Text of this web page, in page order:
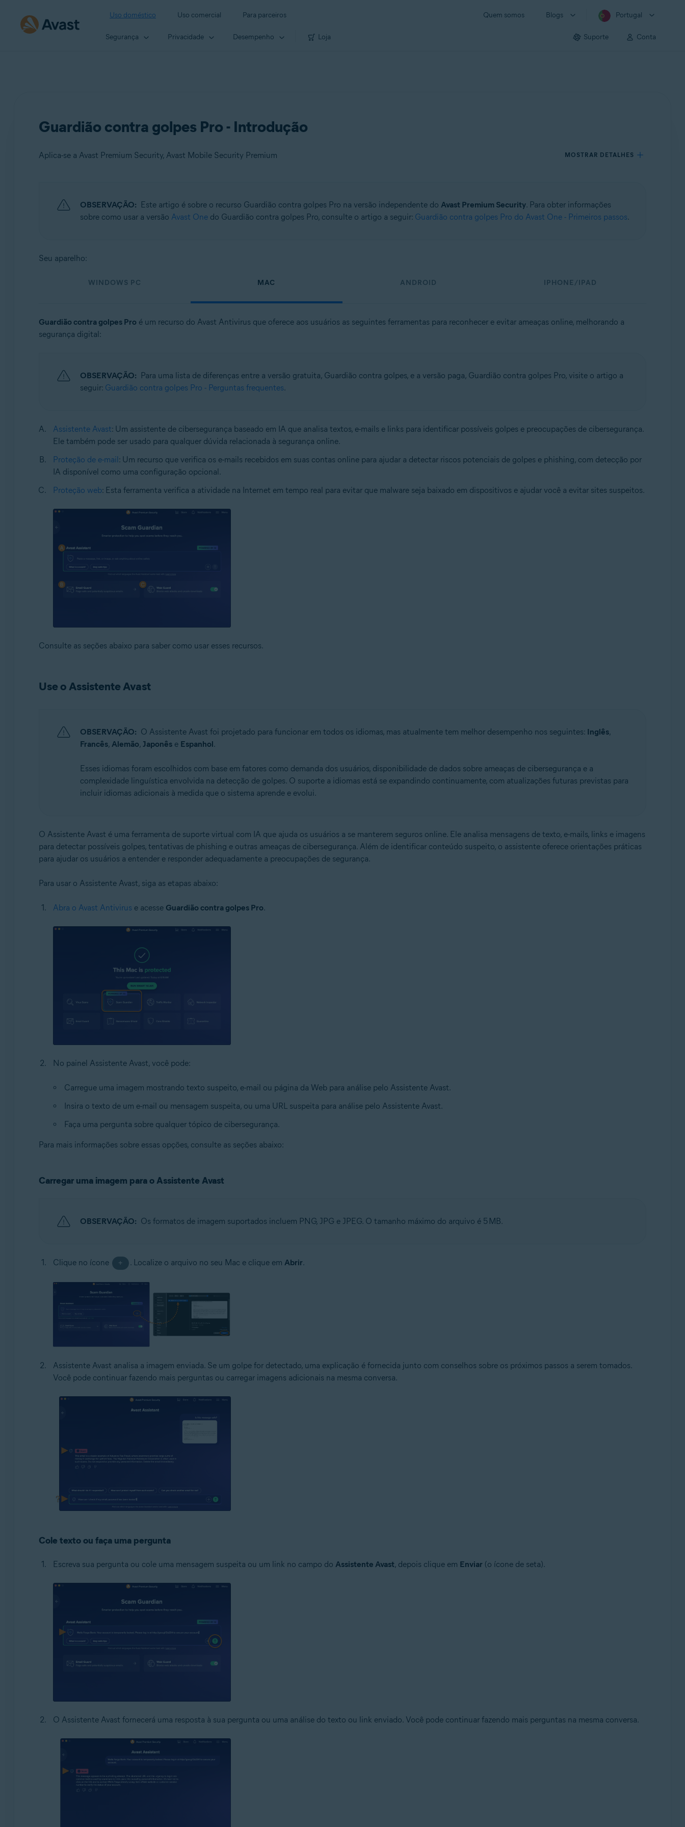
Uso doméstico Uso comercial Para parceiros Quem somos Blogs Portugal
Segurança Privacidade Desempenho Loja Suporte Conta
Guardião contra golpes Pro - Introdução
Aplica-se a Avast Premium Security, Avast Mobile Security Premium MOSTRAR DETALHES
Avast Premium Security
Windows, macOS, Android e iOS
OBSERVAÇÃO: Este artigo é sobre o recurso Guardião contra golpes Pro na versão independente do Avast Premium Security. Para obter informações
sobre como usar a versão Avast Onedo Guardião contra golpes Pro, consulte o artigo a seguir: Guardião contra golpes Pro do Avast One - Primeiros passos.
Seu aparelho:
WINDOWS PC MAC ANDROID IPHONE/IPAD
Guardião contra golpes Pro é um recurso do Avast Antivirus que oferece aos usuários as seguintes ferramentas para reconhecer e evitar ameaças online, melhorando a
segurança digital:
OBSERVAÇÃO: Para uma lista de diferenças entre a versão gratuita, Guardião contra golpes, e a versão paga, Guardião contra golpes Pro, visite o artigo a
seguir: Guardião contra golpes Pro - Perguntas frequentes.
Assistente Avast: Um assistente de cibersegurança baseado em IA que analisa textos, e-mails e links para identificar possíveis golpes e preocupações de cibersegurança.
Ele também pode ser usado para qualquer dúvida relacionada à segurança online.
Proteção de e-mail: Um recurso que verifica os e-mails recebidos em suas contas online para ajudar a detectar riscos potenciais de golpes e phishing, com detecção por
IA disponível como uma configuração opcional.
Proteção web: Esta ferramenta verifica a atividade na Internet em tempo real para evitar que malware seja baixado em dispositivos e ajudar você a evitar sites suspeitos.
Consulte as seções abaixo para saber como usar esses recursos.
Use o Assistente Avast
OBSERVAÇÃO: O Assistente Avast foi projetado para funcionar em todos os idiomas, mas atualmente tem melhor desempenho nos seguintes: Inglês,
Francês, Alemão, Japonêse Espanhol.
Esses idiomas foram escolhidos com base em fatores como demanda dos usuários, disponibilidade de dados sobre ameaças de cibersegurança e a
complexidade linguística envolvida na detecção de golpes. O suporte a idiomas está se expandindo continuamente, com atualizações futuras previstas para
incluir idiomas adicionais à medida que o sistema aprende e evolui.
O Assistente Avast é uma ferramenta de suporte virtual com IA que ajuda os usuários a se manterem seguros online. Ele analisa mensagens de texto, e-mails, links e imagens
para detectar possíveis golpes, tentativas de phishing e outras ameaças de cibersegurança. Além de identificar conteúdo suspeito, o assistente oferece orientações práticas
para ajudar os usuários a entender e responder adequadamente a preocupações de segurança.
Para usar o Assistente Avast, siga as etapas abaixo:
Abra o Avast Antivirus e acesse Guardião contra golpes Pro.
No painel Assistente Avast, você pode:
Carregue uma imagem mostrando texto suspeito, e-mail ou página da Web para análise pelo Assistente Avast.
Insira o texto de um e-mail ou mensagem suspeita, ou uma URL suspeita para análise pelo Assistente Avast.
Faça uma pergunta sobre qualquer tópico de cibersegurança.
Para mais informações sobre essas opções, consulte as seções abaixo:
Carregar uma imagem para o Assistente Avast
OBSERVAÇÃO: Os formatos de imagem suportados incluem PNG, JPG e JPEG. O tamanho máximo do arquivo é 5 MB.
Clique no ícone + . Localize o arquivo no seu Mac e clique emAbrir.
Assistente Avast analisa a imagem enviada. Se um golpe for detectado, uma explicação é fornecida junto com conselhos sobre os próximos passos a serem tomados.
Você pode continuar fazendo mais perguntas ou carregar imagens adicionais na mesma conversa.
Cole texto ou faça uma pergunta
Escreva sua pergunta ou cole uma mensagem suspeita ou um link no campo do Assistente Avast, depois clique em Enviar (o ícone de seta).
O Assistente Avast fornecerá uma resposta à sua pergunta ou uma análise do texto ou link enviado. Você pode continuar fazendo mais perguntas na mesma conversa.